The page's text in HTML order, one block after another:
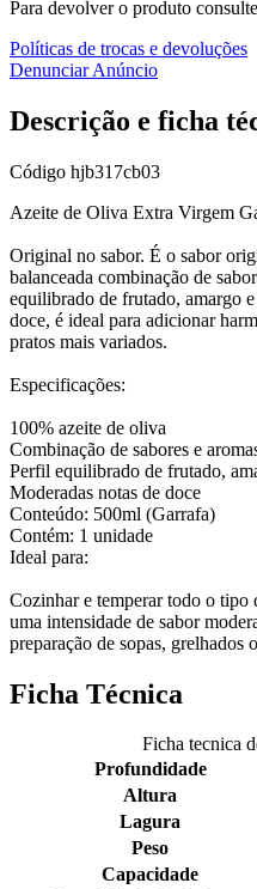
Para devolver o produto
Políticas de trocas e devoluções
Denunciar Anúncio
Descrição e ficha
Código hjb317cb03
Azeite de Oliva Extra Virgem
Original no sabor. É o sabor
balanceada combinação de
equilibrado de frutado, amargo
doce, é ideal para adicionar
pratos mais variados.
Especificações:
100% azeite de oliva
Combinação de sabores e
Perfil equilibrado de frutado,
Moderadas notas de doce
Conteúdo: 500ml (Garrafa)
Contém: 1 unidade
Ideal para:
Cozinhar e temperar todo o tipo
uma intensidade de sabor
preparação de sopas, grelhados
Ficha Técnica
Ficha tecnica
Profundidade
Altura
Lagura
Peso
Capacidade